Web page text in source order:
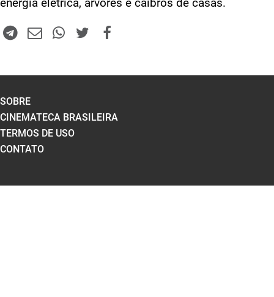
energia elétrica, árvores e caibros de casas.
SOBRE
CINEMATECA BRASILEIRA
TERMOS DE USO
CONTATO